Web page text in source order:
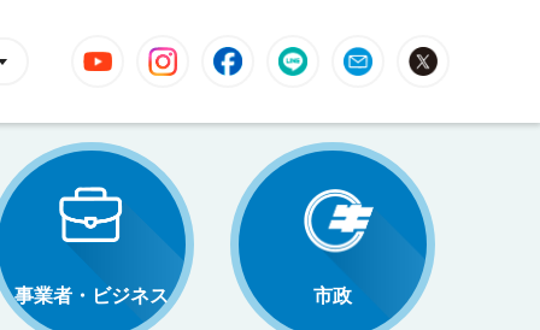
YouTube InstagramFacebookLINE Mail
事業者・ビジネス 市政